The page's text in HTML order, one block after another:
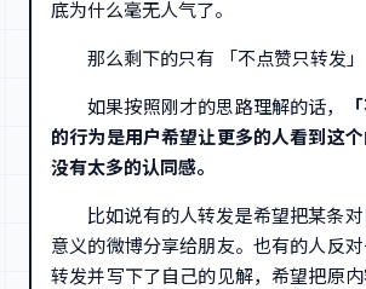
底为什么毫无人气了。
那么剩下的只有 「不点赞只转发」
如果按照刚才的思路理解的话，
的行为是用户希望让更多的人看到这
没有太多的认同感。
比如说有的人转发是希望把某条
意义的微博分享给朋友。也有的人反
转发并写下了自己的见解，希望把原